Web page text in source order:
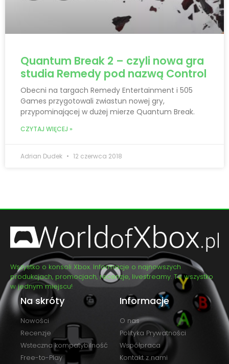
Quantum Break 2 – czyli nowa gra
studia Remedy pod nazwą Control
Obecni na targach Remedy Entertainment i 505
Games przygotowali zwiastun nowej gry,
przypominającej w dużej mierze Quantum Break.
CZYTAJ WIĘCEJ »
Adrian Dudek 12 czerwca 2018
Wszystko o konsoli Xbox. Informacje o najnowszych
produkcjach, promocjach, recenzje, livestreamy. To wszystko
w jednym miejscu!
Na skróty
Nowości
Recenzje
Wsteczna kompatybilność
Free-to-Play
Informacje
O nas
Polityka Prywatności
Współpraca
Kontakt z nami